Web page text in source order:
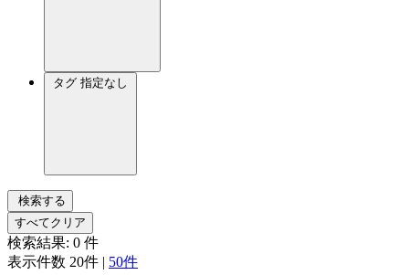
タグ 指定なし
検索する
すべてクリア
検索結果: 0 件
表示件数 20件 | 50件